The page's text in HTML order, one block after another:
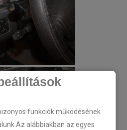
funkciók működésének
alábbiakban az egyes